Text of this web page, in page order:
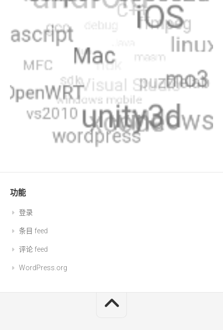
功能
登录
条目 feed
评论 feed
WordPress.org